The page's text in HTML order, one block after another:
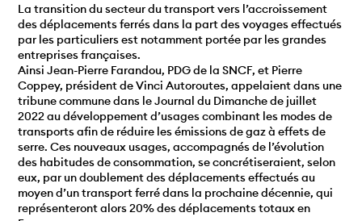
La transition du secteur du transport vers l’accroissement
des déplacements ferrés dans la part des voyages effectués
par les particuliers est notamment portée par les grandes
entreprises françaises.
Ainsi Jean-Pierre Farandou, PDG de la SNCF, et Pierre
Coppey, président de Vinci Autoroutes, appelaient dans une
tribune commune dans le Journal du Dimanche de juillet
2022 au développement d’usages combinant les modes de
transports afin de réduire les émissions de gaz à effets de
serre. Ces nouveaux usages, accompagnés de l’évolution
des habitudes de consommation, se concrétiseraient, selon
eux, par un doublement des déplacements effectués au
moyen d’un transport ferré dans la prochaine décennie, qui
représenteront alors 20% des déplacements totaux en